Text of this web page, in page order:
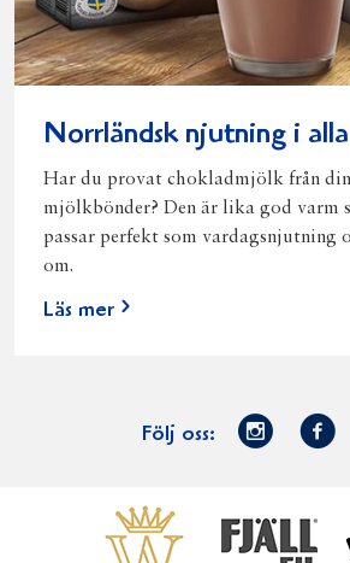
Norrländsk njutning i
Har du provat chokladmjölk från
mjölkbönder? Den är lika god varm
passar perfekt som vardagsnjutning
om.
Läs mer
Följ oss:
Västerbottensost